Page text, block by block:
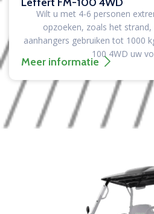
Wilt u met 4-6 personen
opzoeken, zoals het
aanhangers gebruiken tot 1000
100 4WD uw
Meer informatie